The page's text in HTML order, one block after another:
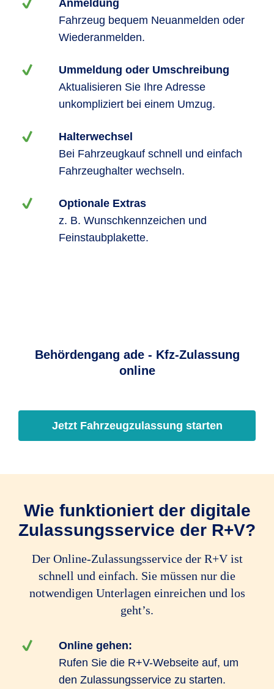
Anmeldung
Fahrzeug bequem Neuanmelden oder
Wiederanmelden.
Ummeldung oder Umschreibung
Aktualisieren Sie Ihre Adresse
unkompliziert bei einem Umzug.
Halterwechsel
Bei Fahrzeugkauf schnell und einfach
Fahrzeughalter wechseln.
Optionale Extras
z. B. Wunschkennzeichen und
Feinstaubplakette.
Behördengang ade - Kfz-Zulassung
online
Jetzt Fahrzeugzulassung starten
Wie funktioniert der digitale
Zulassungsservice der R+V?
Der Online-Zulassungsservice der R+V ist
schnell und einfach. Sie müssen nur die
notwendigen Unterlagen einreichen und los
geht’s.
Online gehen:
Rufen Sie die R+V-Webseite auf, um
den Zulassungsservice zu starten.